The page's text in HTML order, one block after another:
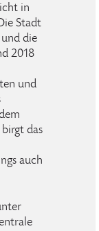
in
Stadt
die
2018
und
das
auch